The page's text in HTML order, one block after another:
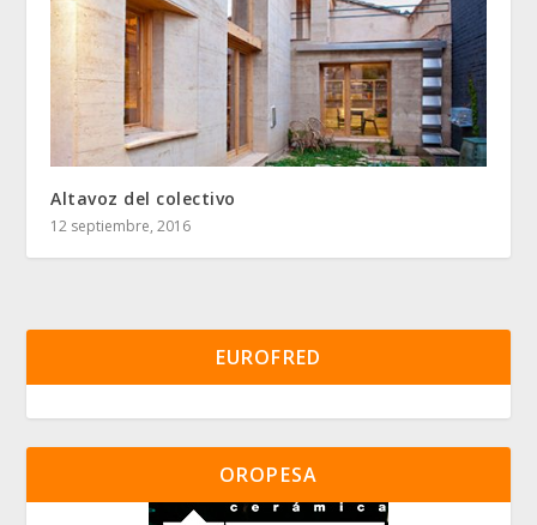
Altavoz del colectivo
12 septiembre, 2016
EUROFRED
OROPESA